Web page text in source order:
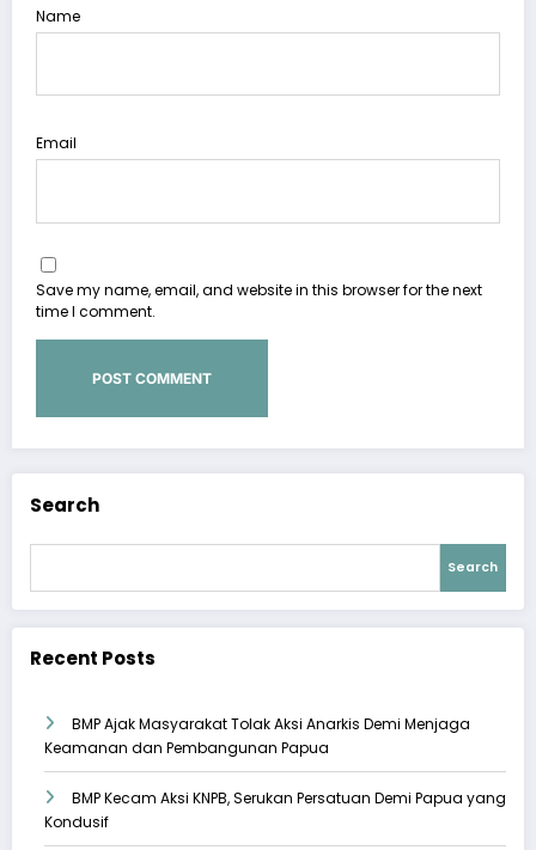
Name
Email
Save my name, email, and website in this browser for the next
time I comment.
Search
Search
Recent Posts
BMP Ajak Masyarakat Tolak Aksi Anarkis Demi Menjaga
Keamanan dan Pembangunan Papua
BMP Kecam Aksi KNPB, Serukan Persatuan Demi Papua yang
Kondusif